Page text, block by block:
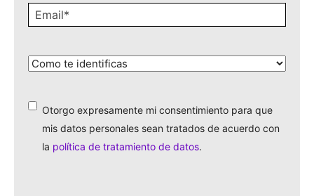
Email*
¿Cómo
identificas?
*
Otorgo expresamente mi consentimiento para que
mis datos personales sean tratados de acuerdo con
la política de tratamiento de datos.